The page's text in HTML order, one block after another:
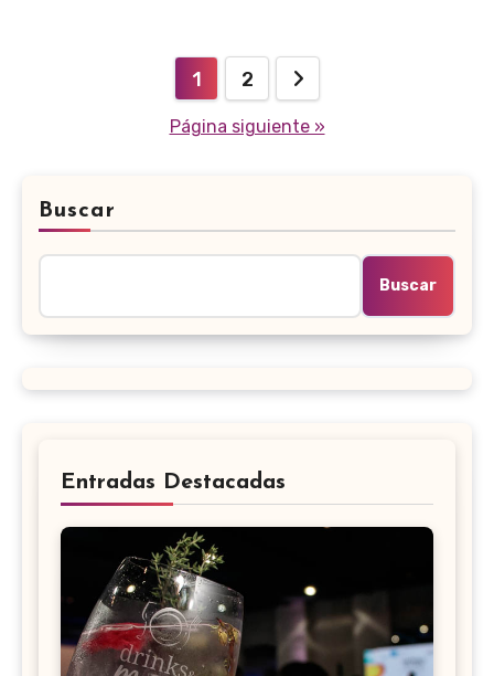
Paginación
1 2
Página siguiente »
Buscar
Buscar
Entradas Destacadas